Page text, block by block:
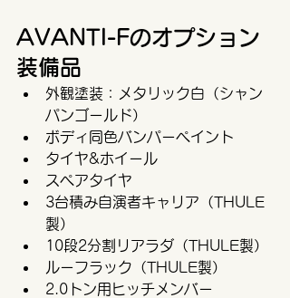
AVANTI-Fのオプション
装備品
外観塗装：メタリック白（シャン
パンゴールド）
ボディ同色バンパーペイント
タイヤ&ホイール
スペアタイヤ
3台積み自演者キャリア（THULE
製）
10段2分割リアラダ（THULE製）
ルーフラック（THULE製）
2.0トン用ヒッチメンバー